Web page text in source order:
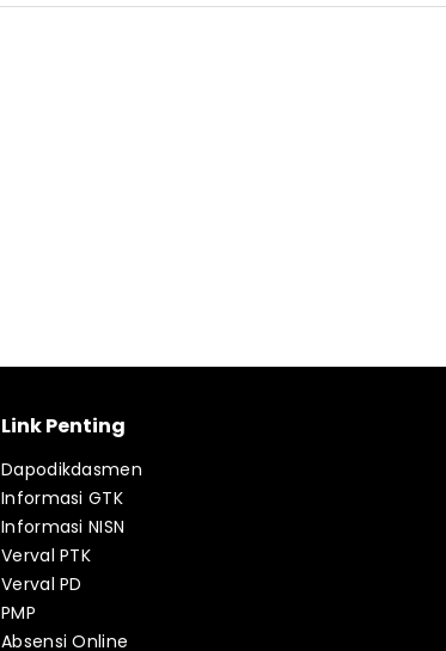
Link Penting
Dapodikdasmen
Informasi GTK
Informasi NISN
Verval PTK
Verval PD
PMP
Absensi Online